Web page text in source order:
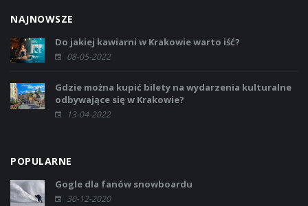
NAJNOWSZE
Do jakiej kawiarni w Krakowie warto iść?
08-05-2022
Gdzie można kupić bilety na wydarzenia kulturalne
odbywające się w Krakowie?
13-04-2022
POPULARNE
Gogle dla fanów snowboardu
30-12-2020